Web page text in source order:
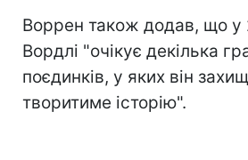
Воррен також додав, що у
Вордлі "очікує декілька
поєдинків, у яких він
творитиме історію".